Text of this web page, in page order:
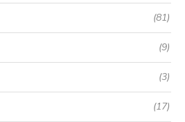
(81)
(9)
(3)
(17)